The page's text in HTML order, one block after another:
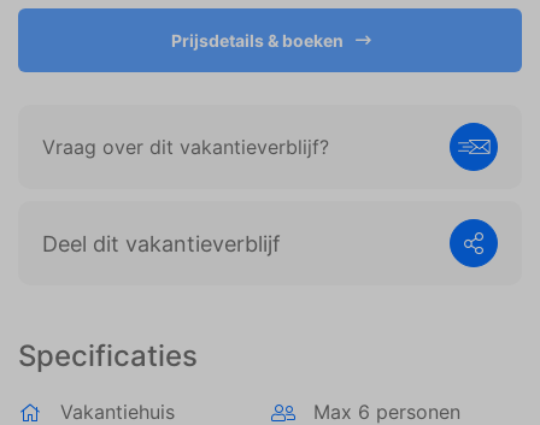
Specificaties
Vakantiehuis
Max 6 personen
Prijsdetails & boeken
Vraag over dit vakantieverblijf?
Deel dit vakantieverblijf
weergeven die zijn afgestemd op en relevant zijn
voor de individuele gebruiker. Deze advertenties